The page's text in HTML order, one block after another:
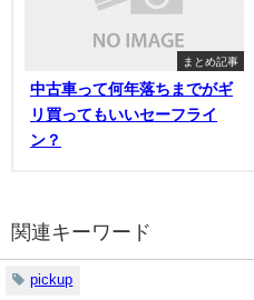
まとめ記事
中古車って何年落ちまでがギ
リ買ってもいいセーフライ
ン？
関連キーワード
pickup